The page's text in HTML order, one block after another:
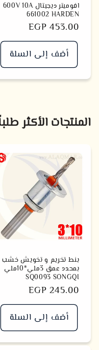
افوميتر ديجيتال 600V 10A
661002 HARDEN
سعر
EGP 453.00
أضف إلى السلة
المنتجات الأكثر طلباً
بنط تخريم و تخويش خشب
بمحدد عمق 3ملي*10ملي
SQ0093 SONGQI
سعر
EGP 245.00
أضف إلى السلة